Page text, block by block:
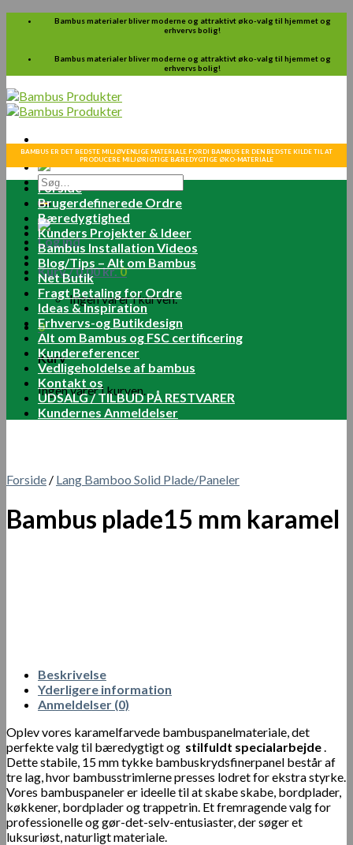
Skip
Bambus materialer bliver moderne og attraktivt øko-valg til hjemmet og
erhvervs bolig!
Bambus materialer bliver moderne og attraktivt øko-valg til hjemmet og
erhvervs bolig!
Søg
efter:
Log ind
Kurv /0.00kr.0
Ingen varer i kurven.
0
Kurv
Ingen varer i kurven.
BAMBUS ER DET BEDSTE MILJØVENLIGE MATERIALE FORDI BAMBUS ER DEN BEDSTE KILDE TIL AT
PRODUCERE MILJØRIGTIGE BÆREDYGTIGE ØKO-MATERIALE
Forside
Brugerdefinerede Ordre
Bæredygtighed
Kunders Projekter & Ideer
Bambus Installation Videos
Blog/Tips – Alt om Bambus
Net Butik
Fragt Betaling for Ordre
Ideas & Inspiration
Erhvervs-og Butikdesign
Alt om Bambus og FSC certificering
Kundereferencer
Vedligeholdelse af bambus
Kontakt os
UDSALG / TILBUD PÅ RESTVARER
Kundernes Anmeldelser
Forside / Lang Bamboo Solid Plade/Paneler
Bambus plade15 mm karamel
Beskrivelse
Yderligere information
Anmeldelser (0)
Oplev vores karamelfarvede bambuspanelmateriale, det
perfekte valg til bæredygtigt og stilfuldt specialarbejde.
Dette stabile, 15 mm tykke bambuskrydsfinerpanel består af
tre lag, hvor bambusstrimlerne presses lodret for ekstra styrke.
Vores bambuspaneler er ideelle til at skabe skabe, bordplader,
køkkener, bordplader og trappetrin. Et fremragende valg for
professionelle og gør-det-selv-entusiaster, der søger et
luksuriøst, naturligt materiale.